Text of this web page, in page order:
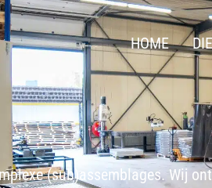
HOME
(sub)assemblages. Wij